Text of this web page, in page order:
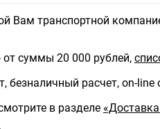
Мощность лампы W: 60 W
Количество ламп: 1
Тип лампы: накаливания
Возможность подключения
Напряжение: 230 V
Характеристики плафона
Цвет плафона: прозрачный
Материал плафона: стекло
Вам транспортной
от суммы 20 000 рублей,
безналичный расчет, on-line
в разделе